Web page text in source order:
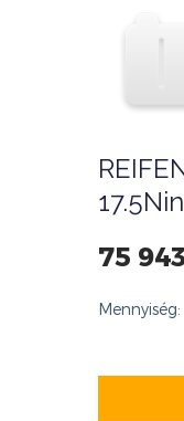
75
Mennyiség: